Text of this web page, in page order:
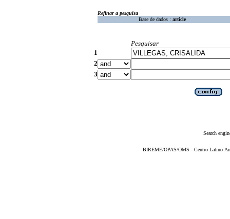
Refinar a pesquisa
Base de dados : article
Pesquisar
1
2
3
Search
BIREME/OPAS/OMS - Centro Latino-